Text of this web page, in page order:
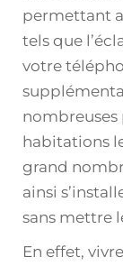
permettant
tels que
votre
nombreuses
habitations
grand
ainsi
sans mettre
En effet,